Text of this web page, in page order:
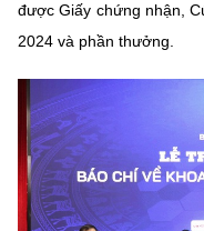
được Giấy chứng nhận,
2024 và phần thưởng.